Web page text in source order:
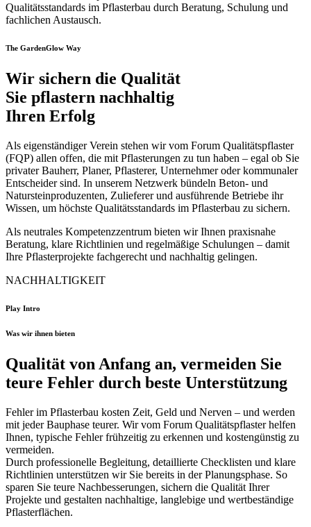
Qualitätsstandards im Pflasterbau durch Beratung, Schulung und
fachlichen Austausch.
The GardenGlow Way
Wir sichern die Qualität
Sie pflastern nachhaltig
Ihren Erfolg
Als eigenständiger Verein stehen wir vom Forum Qualitätspflaster
(FQP) allen offen, die mit Pflasterungen zu tun haben – egal ob Sie
privater Bauherr, Planer, Pflasterer, Unternehmer oder kommunaler
Entscheider sind. In unserem Netzwerk bündeln Beton- und
Natursteinproduzenten, Zulieferer und ausführende Betriebe ihr
Wissen, um höchste Qualitätsstandards im Pflasterbau zu sichern.
Als neutrales Kompetenzzentrum bieten wir Ihnen praxisnahe
Beratung, klare Richtlinien und regelmäßige Schulungen – damit
Ihre Pflasterprojekte fachgerecht und nachhaltig gelingen.
NACHHALTIGKEIT
Play Intro
Was wir ihnen bieten
Qualität von Anfang an, vermeiden Sie
teure Fehler durch beste Unterstützung
Fehler im Pflasterbau kosten Zeit, Geld und Nerven – und werden
mit jeder Bauphase teurer. Wir vom Forum Qualitätspflaster helfen
Ihnen, typische Fehler frühzeitig zu erkennen und kostengünstig zu
vermeiden.
Durch professionelle Begleitung, detaillierte Checklisten und klare
Richtlinien unterstützen wir Sie bereits in der Planungsphase. So
sparen Sie teure Nachbesserungen, sichern die Qualität Ihrer
Projekte und gestalten nachhaltige, langlebige und wertbeständige
Pflasterflächen.